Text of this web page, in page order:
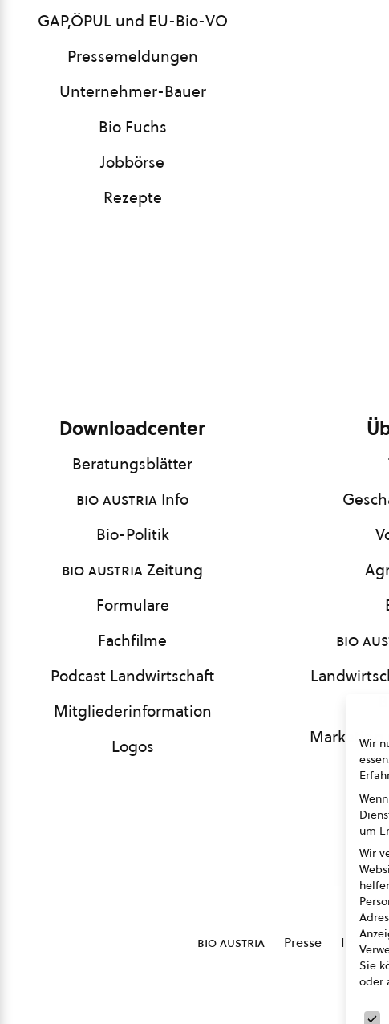
GAP,ÖPUL und EU-Bio-VO
Pressemeldungen
Unternehmer-Bauer
Bio Fuchs
Jobbörse
Rezepte
Downloadcenter
Beratungsblätter
bio austria Info
Bio-Politik
bio austriaZeitung
Formulare
Fachfilme
Podcast Landwirtschaft
Mitgliederinformation
Logos
bio
Marketing
bio austria Presse
Wir
um
Wir
Sie
oder